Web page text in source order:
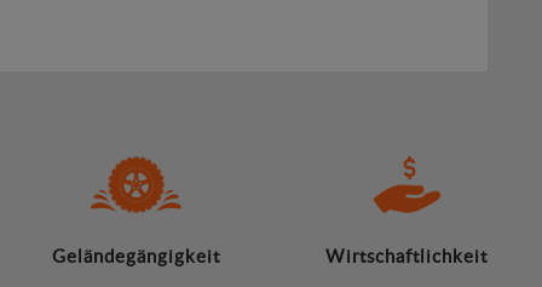
Geländegängigkeit Wirtschaftlichkeit